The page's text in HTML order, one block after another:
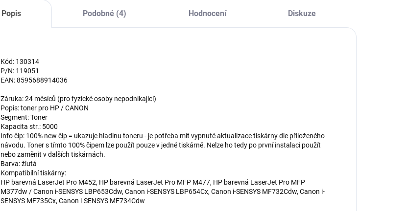
Popis Podobné (4) Hodnocení Diskuze
Kód: 130314
P/N: 119051
EAN: 8595688914036
Záruka: 24 měsíců (pro fyzické osoby nepodnikající)
Popis: toner pro HP / CANON
Segment: Toner
Kapacita str.: 5000
Info čip: 100% new čip = ukazuje hladinu toneru - je potřeba mít vypnuté aktualizace tiskárny dle přiloženého
návodu. Toner s tímto 100% čipem lze použít pouze v jedné tiskárně. Nelze ho tedy po první instalaci použít
nebo zaměnit v dalších tiskárnách.
Barva: žlutá
Kompatibilní tiskárny:
HP barevná LaserJet Pro M452, HP barevná LaserJet Pro MFP M477, HP barevná LaserJet Pro MFP
M377dw / Canon i-SENSYS LBP653Cdw, Canon i-SENSYS LBP654Cx, Canon i-SENSYS MF732Cdw, Canon i-
SENSYS MF735Cx, Canon i-SENSYS MF734Cdw